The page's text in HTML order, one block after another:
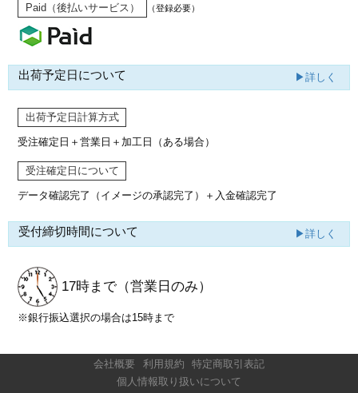
Paid（後払いサービス） （登録必要）
出荷予定日について ▶詳しく
出荷予定日計算方式
受注確定日＋営業日＋加工日（ある場合）
受注確定日について
データ確認完了（イメージの承認完了） ＋入金確認完了
受付締切時間について ▶詳しく
17時まで （営業日のみ）
※銀行振込選択の場合は15時まで
会社概要 利用規約
特定商取引表記
個人情報取り扱いについて